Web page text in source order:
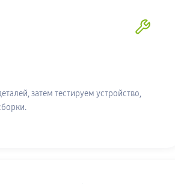
затем тестируем устройство,